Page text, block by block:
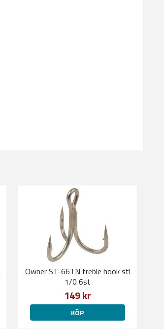
Owner ST-66TN treble hook stl
1/0 6st
149 kr
KÖP